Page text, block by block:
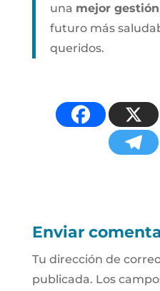
una mejor
futuro más
queridos.
Enviar
Tu dirección de
publicada. Los